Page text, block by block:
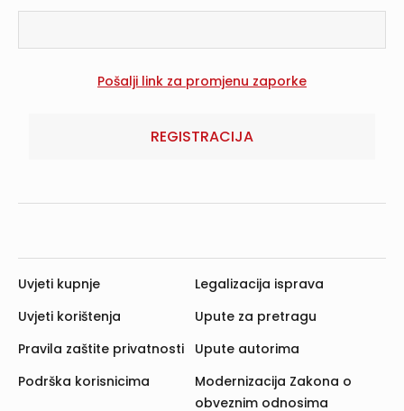
REGISTRACIJA
Uvjeti kupnje
Uvjeti korištenja
Pravila zaštite privatnosti
Podrška korisnicima
Legalizacija isprava
Upute za pretragu
Upute autorima
Modernizacija Zakona o
obveznim odnosima